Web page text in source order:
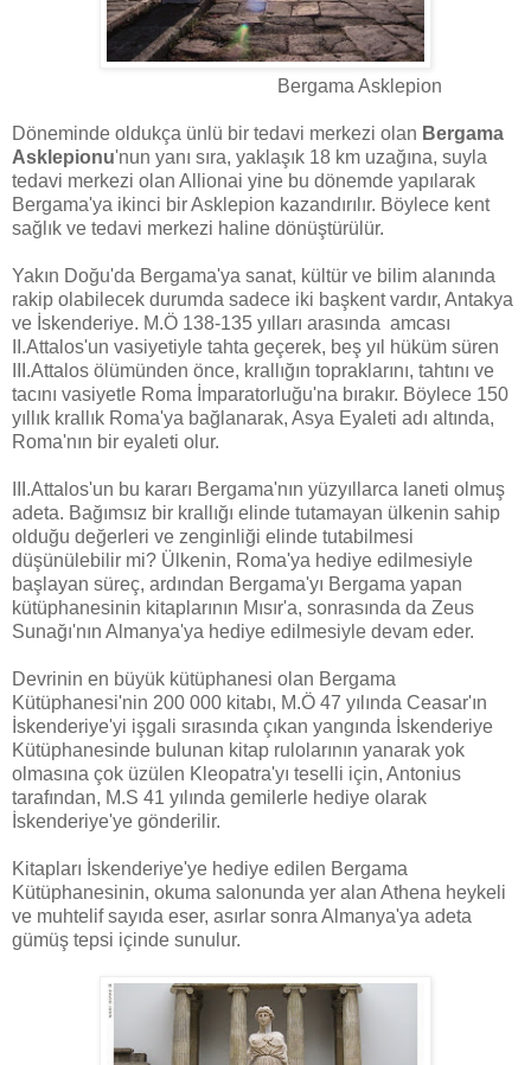
Bergama Asklepion
Döneminde oldukça ünlü bir tedavi merkezi olan Bergama
Asklepionu'nun yanı sıra, yaklaşık 18 km uzağına, suyla
tedavi merkezi olan Allionai yine bu dönemde yapılarak
Bergama'ya ikinci bir Asklepion kazandırılır. Böylece kent
sağlık ve tedavi merkezi haline dönüştürülür.
Yakın Doğu'da Bergama'ya sanat, kültür ve bilim alanında
rakip olabilecek durumda sadece iki başkent vardır, Antakya
ve İskenderiye. M.Ö 138-135 yılları arasında amcası
II.Attalos'un vasiyetiyle tahta geçerek, beş yıl hüküm süren
III.Attalos ölümünden önce, krallığın topraklarını, tahtını ve
tacını vasiyetle Roma İmparatorluğu'na bırakır. Böylece 150
yıllık krallık Roma'ya bağlanarak, Asya Eyaleti adı altında,
Roma'nın bir eyaleti olur.
III.Attalos'un bu kararı Bergama'nın yüzyıllarca laneti olmuş
adeta. Bağımsız bir krallığı elinde tutamayan ülkenin sahip
olduğu değerleri ve zenginliği elinde tutabilmesi
düşünülebilir mi? Ülkenin, Roma'ya hediye edilmesiyle
başlayan süreç, ardından Bergama'yı Bergama yapan
kütüphanesinin kitaplarının Mısır'a, sonrasında da Zeus
Sunağı'nın Almanya'ya hediye edilmesiyle devam eder.
Devrinin en büyük kütüphanesi olan Bergama
Kütüphanesi'nin 200 000 kitabı, M.Ö 47 yılında Ceasar'ın
İskenderiye'yi işgali sırasında çıkan yangında İskenderiye
Kütüphanesinde bulunan kitap rulolarının yanarak yok
olmasına çok üzülen Kleopatra'yı teselli için, Antonius
tarafından, M.S 41 yılında gemilerle hediye olarak
İskenderiye'ye gönderilir.
Kitapları İskenderiye'ye hediye edilen Bergama
Kütüphanesinin, okuma salonunda yer alan Athena heykeli
ve muhtelif sayıda eser, asırlar sonra Almanya'ya adeta
gümüş tepsi içinde sunulur.